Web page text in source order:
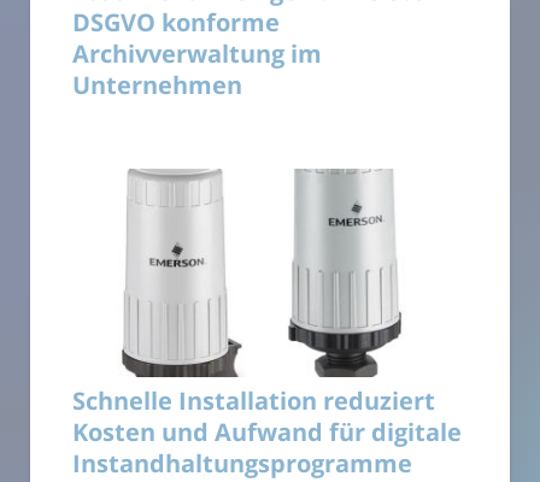
DSGVO konforme
Archivverwaltung im
Unternehmen
Schnelle Installation reduziert
Kosten und Aufwand für digitale
Instandhaltungsprogramme